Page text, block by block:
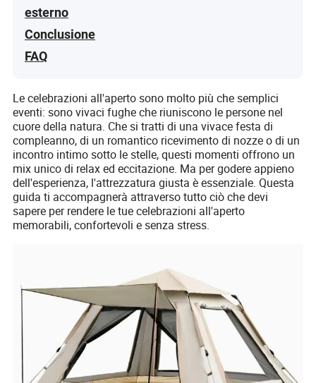
esterno
Conclusione
FAQ
Le celebrazioni all'aperto sono molto più che semplici
eventi: sono vivaci fughe che riuniscono le persone nel
cuore della natura. Che si tratti di una vivace festa di
compleanno, di un romantico ricevimento di nozze o di un
incontro intimo sotto le stelle, questi momenti offrono un
mix unico di relax ed eccitazione. Ma per godere appieno
dell'esperienza, l'attrezzatura giusta è essenziale. Questa
guida ti accompagnerà attraverso tutto ciò che devi
sapere per rendere le tue celebrazioni all'aperto
memorabili, confortevoli e senza stress.